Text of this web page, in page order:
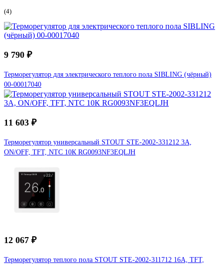
(4)
9 790 ₽
Терморегулятор для электрического теплого пола SIBLING (чёрный)
00-00017040
11 603 ₽
Терморегулятор универсальный STOUT STE-2002-331212 3А,
ON/OFF, TFT, NTC 10К RG0093NF3EQLJH
12 067 ₽
Терморегулятор теплого пола STOUT STE-2002-311712 16А, TFT,